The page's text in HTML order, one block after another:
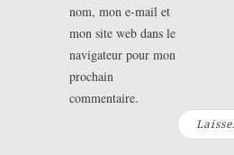
nom, mon e-mail et
mon site web dans le
navigateur pour mon
prochain
commentaire.